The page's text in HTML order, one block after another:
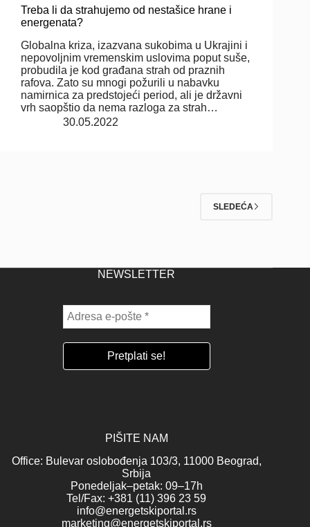
Treba li da strahujemo od nestašice hrane i
energenata?
Globalna kriza, izazvana sukobima u Ukrajini i
nepovoljnim vremenskim uslovima poput suše,
probudila je kod građana strah od praznih
rafova. Zato su mnogi požurili u nabavku
namirnica za predstojeći period, ali je državni
vrh saopštio da nema razloga za strah…
30.05.2022
SLEDEĆA
NEWSLETTER
PIŠITE NAM
Office: Bulevar oslobođenja 103/3, 11000 Beograd,
Srbija
Ponedeljak–petak: 09–17h
Tel/Fax: +381 (11) 396 23 59
info@energetskiportal.rs
marketing@energetskiportal.rs